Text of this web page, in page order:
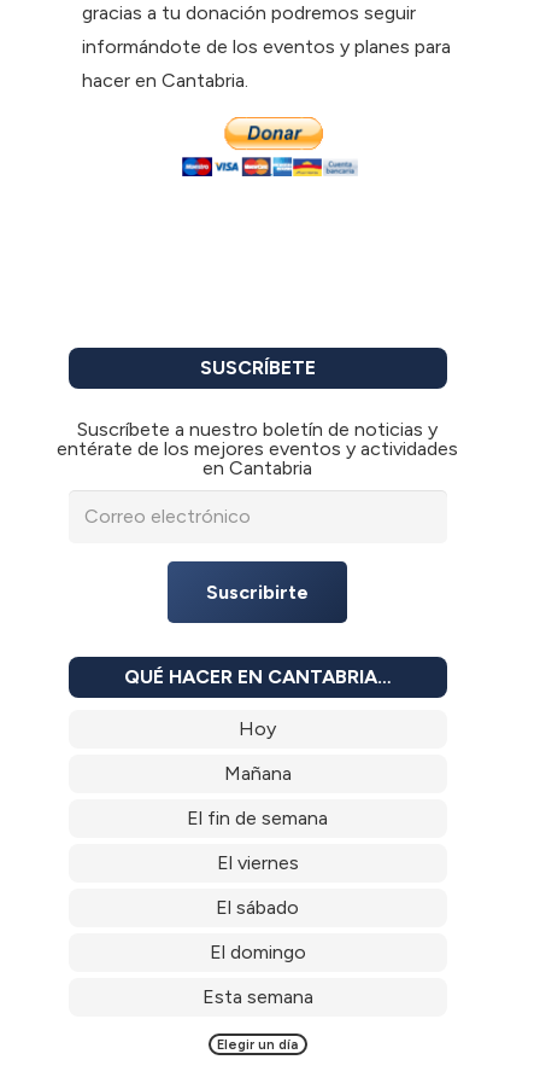
gracias a tu donación podremos seguir
informándote de los eventos y planes para
hacer en Cantabria.
SUSCRÍBETE
Suscríbete a nuestro boletín de noticias y
entérate de los mejores eventos y actividades
en Cantabria
Suscribirte
QUÉ HACER EN CANTABRIA…
Hoy
Mañana
El fin de semana
El viernes
El sábado
El domingo
Esta semana
Elegir un día